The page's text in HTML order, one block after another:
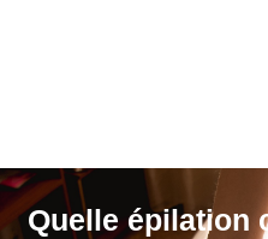
Quelle épilation